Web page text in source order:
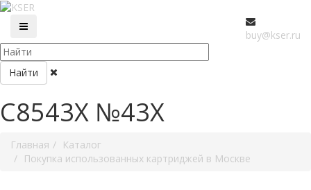
buy@kser.ru
Найти
C8543X №43X
Главная
Каталог
Покупка использованных картриджей в Москве